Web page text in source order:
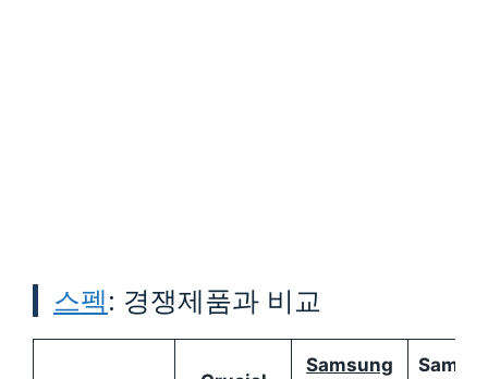
스펙: 경쟁제품과 비교
Samsung